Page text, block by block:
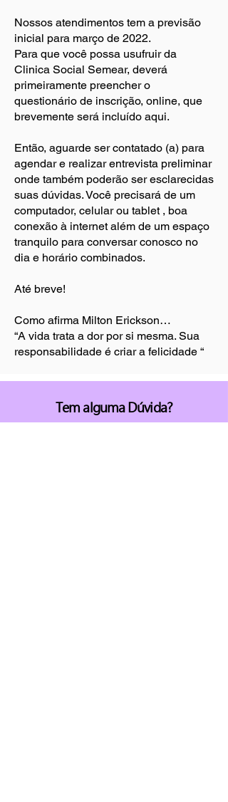
Nossos atendimentos tem a previsão
inicial para março de 2022.
Para que você possa usufruir da
Clinica Social Semear, deverá
primeiramente preencher o
questionário de inscrição, online, que
brevemente será incluído aqui.
Então, aguarde ser contatado (a) para
agendar e realizar entrevista preliminar
onde também poderão ser esclarecidas
suas dúvidas. Você precisará de um
computador, celular ou tablet , boa
conexão à internet além de um espaço
tranquilo para conversar conosco no
dia e horário combinados.
Até breve!
Como afirma Milton Erickson…
“A vida trata a dor por si mesma. Sua
responsabilidade é criar a felicidade “
Tem alguma Dúvida?